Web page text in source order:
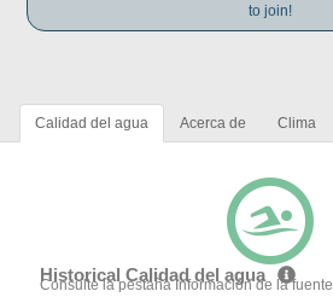
to join!
Calidad del agua Acerca de Clima
Historical Calidad del agua
Consulte la pestaña Información de la